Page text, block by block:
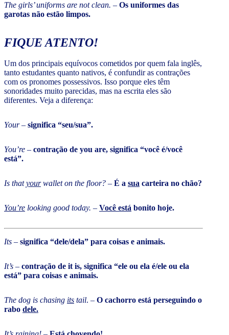
The girls’ uniforms are not clean. – Os uniformes das
garotas não estão limpos.
FIQUE ATENTO!
Um dos principais equívocos cometidos por quem fala inglês,
tanto estudantes quanto nativos, é confundir as contrações
com os pronomes possessivos. Isso porque eles têm
sonoridades muito parecidas, mas na escrita eles são
diferentes. Veja a diferença:
Your– significa “seu/sua”.
You’re – contração de you are, significa “você é/você
está”.
Is thatyourwallet on the floor? – É a sua carteira no chão?
You’re looking good today. – Você está bonito hoje.
Its – significa “dele/dela” para coisas e animais.
It’s – contração de it is, significa “ele ou ela é/ele ou ela
está” para coisas e animais.
The dog is chasing its tail. – O cachorro está perseguindo o
rabo dele.